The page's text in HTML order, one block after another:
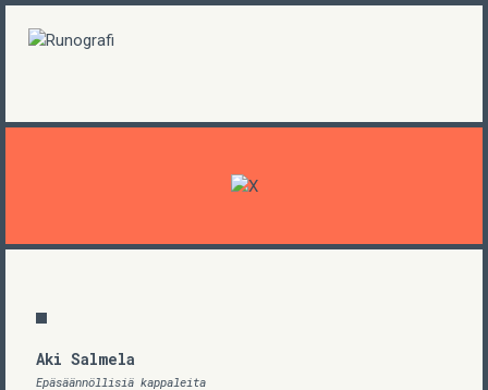
Aki Salmela
Epäsäännöllisiä kappaleita